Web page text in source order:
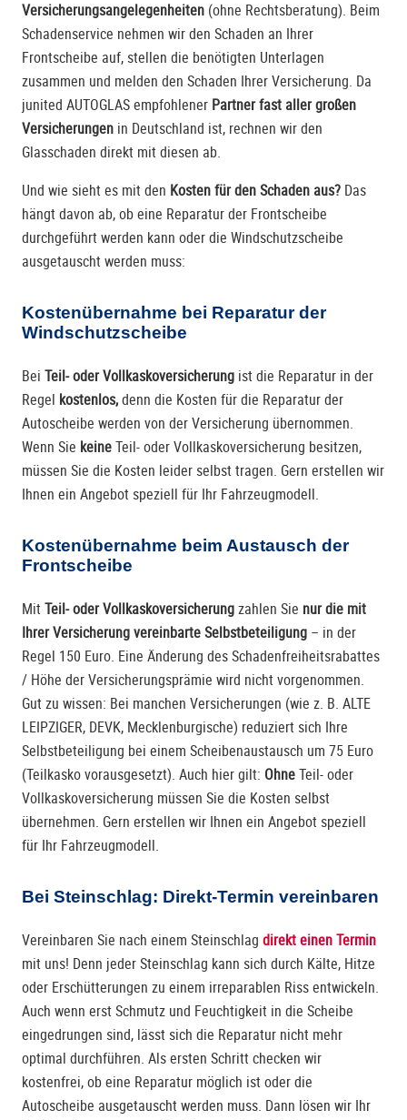
Versicherungsangelegenheiten (ohne Rechtsberatung). Beim
Schadenservice nehmen wir den Schaden an Ihrer
Frontscheibe auf, stellen die benötigten Unterlagen
zusammen und melden den Schaden Ihrer Versicherung. Da
junited AUTOGLAS empfohlener Partner fast aller großen
Versicherungen in Deutschland ist, rechnen wir den
Glasschaden direkt mit diesen ab.
Und wie sieht es mit den Kosten für den Schaden aus? Das
hängt davon ab, ob eine Reparatur der Frontscheibe
durchgeführt werden kann oder die Windschutzscheibe
ausgetauscht werden muss:
Kostenübernahme bei Reparatur der
Windschutzscheibe
Bei Teil- oder Vollkaskoversicherung ist die Reparatur in der
Regel
kostenlos, denn die Kosten für die Reparatur der
Autoscheibe werden von der Versicherung übernommen.
Wenn Sie keine Teil- oder Vollkaskoversicherung besitzen,
müssen Sie die Kosten leider selbst tragen. Gern erstellen wir
Ihnen ein Angebot speziell für Ihr Fahrzeugmodell.
Kostenübernahme beim Austausch der
Frontscheibe
Mit Teil- oder Vollkaskoversicherung zahlen Sie nur die mit
Ihrer Versicherung vereinbarte Selbstbeteiligung – in der
Regel 150 Euro. Eine Änderung des Schadenfreiheitsrabattes
/ Höhe der Versicherungsprämie wird nicht vorgenommen.
Gut zu wissen: Bei manchen Versicherungen (wie z. B. ALTE
LEIPZIGER, DEVK, Mecklenburgische) reduziert sich Ihre
Selbstbeteiligung bei einem Scheibenaustausch um 75 Euro
(Teilkasko vorausgesetzt). Auch hier gilt: Ohne Teil- oder
Vollkaskoversicherung müssen Sie die Kosten selbst
übernehmen. Gern erstellen wir Ihnen ein Angebot speziell
für Ihr Fahrzeugmodell.
Bei Steinschlag: Direkt-Termin vereinbaren
Vereinbaren Sie nach einem Steinschlag direkt einen Termin
mit uns! Denn jeder Steinschlag kann sich durch Kälte, Hitze
oder Erschütterungen zu einem irreparablen Riss entwickeln.
Auch wenn erst Schmutz und Feuchtigkeit in die Scheibe
eingedrungen sind, lässt sich die Reparatur nicht mehr
optimal durchführen. Als ersten Schritt checken wir
kostenfrei, ob eine Reparatur möglich ist oder die
Autoscheibe ausgetauscht werden muss. Dann lösen wir Ihr